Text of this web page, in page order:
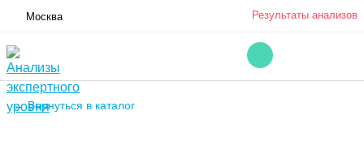
Москва Результаты анализов
← Вернуться в каталог